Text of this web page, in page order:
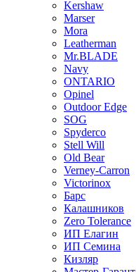
Kershaw
Marser
Mora
Leatherman
Mr.BLADE
Navy
ONTARIO
Opinel
Outdoor Edge
SOG
Spyderco
Stell Will
Old Bear
Verney-Carron
Victorinox
Барс
Калашников
Zero Tolerance
ИП Елагин
ИП Семина
Кизляр